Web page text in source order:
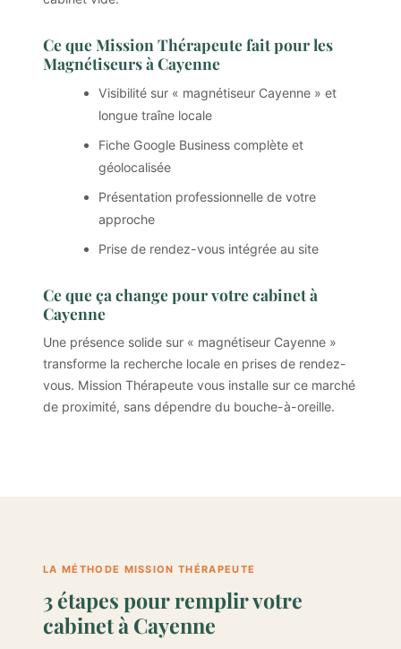
Ce que Mission Thérapeute fait pour les
Magnétiseurs à Cayenne
Visibilité sur « magnétiseur Cayenne » et
longue traîne locale
Fiche Google Business complète et
géolocalisée
Présentation professionnelle de votre
approche
Prise de rendez-vous intégrée au site
Ce que ça change pour votre cabinet à
Cayenne
Une présence solide sur « magnétiseur Cayenne »
transforme la recherche locale en prises de rendez-
vous. Mission Thérapeute vous installe sur ce marché
de proximité, sans dépendre du bouche-à-oreille.
LA MÉTHODE MISSION THÉRAPEUTE
3 étapes pour remplir votre
cabinet à Cayenne